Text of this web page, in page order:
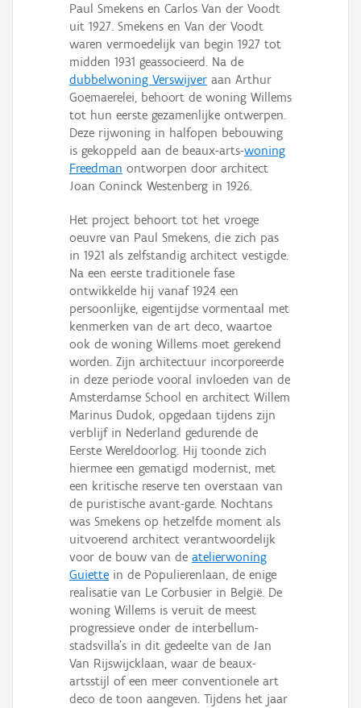
Persoon of collectief
Paul Smekens en Carlos Van der Voodt
uit 1927. Smekens en Van der Voodt
waren vermoedelijk van begin 1927 tot
midden 1931 geassocieerd. Na de
dubbelwoning Verswijver aan Arthur
Goemaerelei, behoort de woning Willems
tot hun eerste gezamenlijke ontwerpen.
Deze rijwoning in halfopen bebouwing
is gekoppeld aan de beaux-arts-woning
Freedman ontworpen door architect
Joan Coninck Westenberg in 1926.
Het project behoort tot het vroege
oeuvre van Paul Smekens, die zich pas
in 1921 als zelfstandig architect vestigde.
Na een eerste traditionele fase
ontwikkelde hij vanaf 1924 een
persoonlijke, eigentijdse vormentaal met
kenmerken van de art deco, waartoe
ook de woning Willems moet gerekend
worden. Zijn architectuur incorporeerde
in deze periode vooral invloeden van de
Amsterdamse School en architect Willem
Marinus Dudok, opgedaan tijdens zijn
verblijf in Nederland gedurende de
Eerste Wereldoorlog. Hij toonde zich
hiermee een gematigd modernist, met
een kritische reserve ten overstaan van
de puristische avant-garde. Nochtans
was Smekens op hetzelfde moment als
uitvoerend architect verantwoordelijk
voor de bouw van de atelierwoning
Guiette in de Populierenlaan, de enige
realisatie van Le Corbusier in België. De
woning Willems is veruit de meest
progressieve onder de interbellum-
stadsvilla's in dit gedeelte van de Jan
Van Rijswijcklaan, waar de beaux-
artsstijl of een meer conventionele art
deco de toon aangeven. Tijdens het jaar